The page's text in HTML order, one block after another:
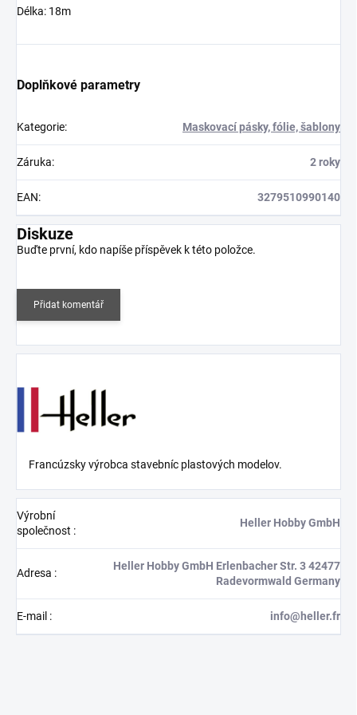
Délka: 18m
Doplňkové parametry
Kategorie: Maskovací pásky, fólie, šablony
Záruka: 2 roky
EAN: 3279510990140
Diskuze
Buďte první, kdo napíše příspěvek k této položce.
Přidat komentář
Francúzsky výrobca stavebníc plastových modelov.
Výrobní
společnost :
Heller Hobby GmbH
Adresa :
Heller Hobby GmbH Erlenbacher Str. 3 42477
Radevormwald Germany
E-mail : info@heller.fr